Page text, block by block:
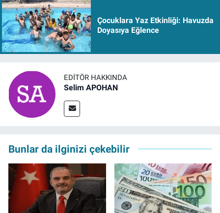
Çocuklara Yaz Etkinliği: Havuzda
Doyasıya Eğlence
EDITÖR HAKKINDA
Selim APOHAN
Bunlar da ilginizi çekebilir